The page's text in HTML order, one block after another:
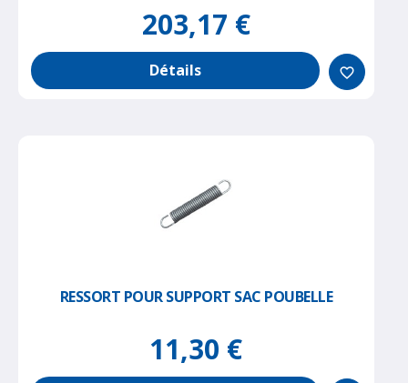
203,17 €
Détails favorite_border
RESSORT POUR SUPPORT SAC POUBELLE
11,30 €